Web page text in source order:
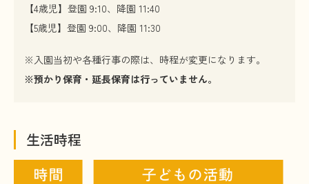
【4歳児】登園 9:10、降園 11:40
【5歳児】登園 9:00、降園 11:30
※入園当初や各種行事の際は、時程が変更になります。
※預かり保育・延長保育は行っていません。
生活時程